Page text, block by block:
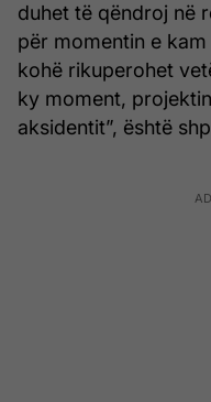
duhet të qëndroj në
për momentin e
kohë rikuperohet
ky moment,
aksidentit”, është